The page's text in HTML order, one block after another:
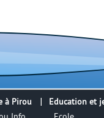
à Pirou
Education et